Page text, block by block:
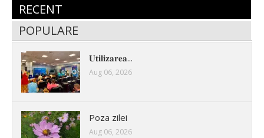
RECENT
POPULARE
𝐔𝐭𝐢𝐥𝐢𝐳𝐚𝐫𝐞𝐚...
Aug 06, 2026
Poza zilei
Aug 06, 2026